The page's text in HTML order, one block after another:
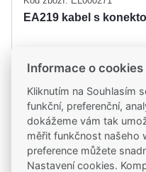
EA219 kabel s
ks
v pondělí 10. 8.
Informace o cookies
Kliknutím na Souhlasím
funkční, preferenční,
dokážeme vám tak
měřit funkčnost našeho
preference můžete
Nastavení cookies.